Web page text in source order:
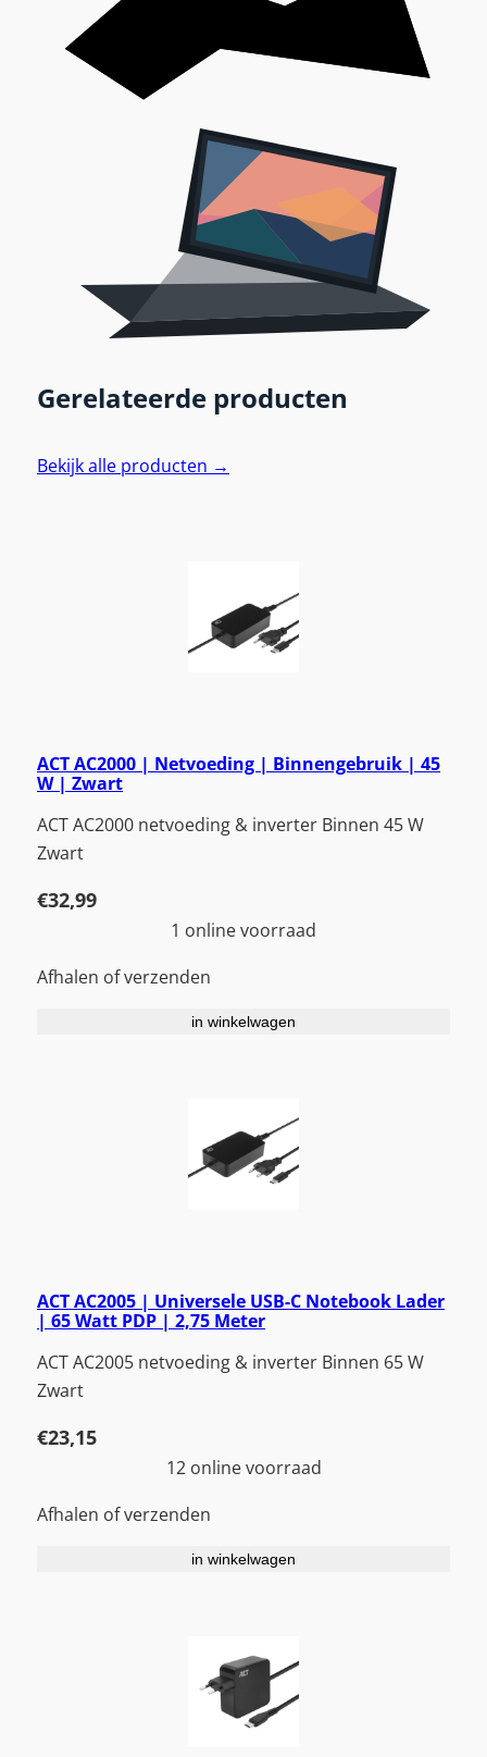
Gerelateerde producten
Bekijk alle producten →
ACT AC2000 | Netvoeding | Binnengebruik | 45
W | Zwart
ACT AC2000 netvoeding & inverter Binnen 45 W
Zwart
€32,99
1 online voorraad
Afhalen of verzenden
in winkelwagen
ACT AC2005 | Universele USB-C Notebook Lader
| 65 Watt PDP | 2,75 Meter
ACT AC2005 netvoeding & inverter Binnen 65 W
Zwart
€23,15
12 online voorraad
Afhalen of verzenden
in winkelwagen